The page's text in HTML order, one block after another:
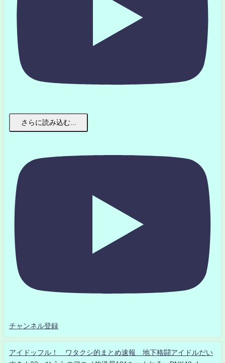
さらに読み込む...
チャンネル登録
アイドッフル！ ワタクシ的まとめ速報 地下格闘アイドルだい